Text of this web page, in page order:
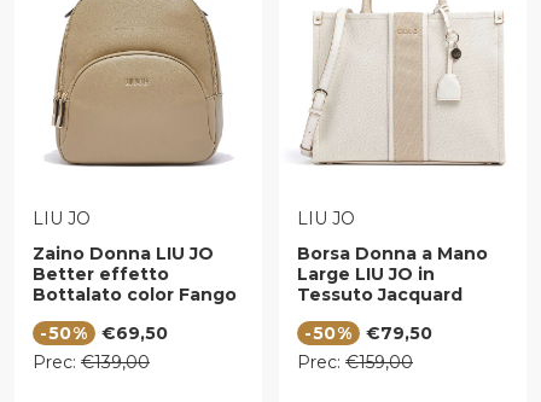
VENDITORE:
LIU JO
Zaino Donna LIU JO
Better effetto
Bottalato color Fango
-50%
Prezzo di vendita
€69,50
Prezzo regolare
Prec: €139,00
VENDITORE:
LIU JO
Borsa Donna a Mano
Large LIU JO in
Tessuto Jacquard
-50%
Prezzo di vendita
€79,50
Prezzo regolare
Prec: €159,00